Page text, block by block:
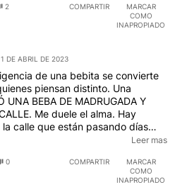
2 COMPARTIR
MARCAR
COMO
INAPROPIADO
1 DE ABRIL DE 2023
de una bebita se convierte
piensan distinto. Una
UNA BEBA DE MADRUGADA Y
Me duele el alma. Hay
calle que están pasando días
PEOR QUE ANIMALES
Leer mas
0 COMPARTIR
MARCAR
COMO
INAPROPIADO